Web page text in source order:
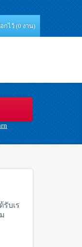
กไว้ (0 งาน)
บเร